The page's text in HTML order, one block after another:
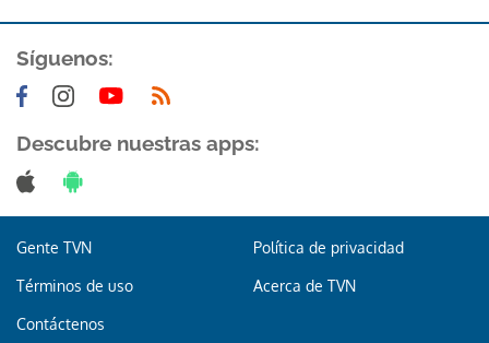
Síguenos:
Descubre nuestras apps:
Gente TVN Política de privacidad
Términos de uso Acerca de TVN
Contáctenos